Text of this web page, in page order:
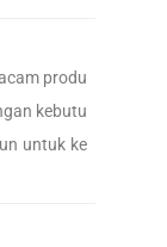
produ
kebutu
untuk ke